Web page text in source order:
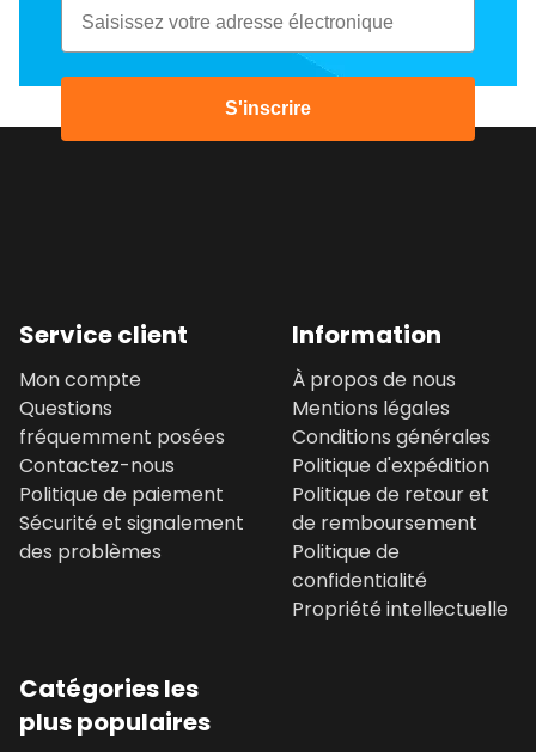
S'inscrire
Service client
Mon compte
Questions
fréquemment posées
Contactez-nous
Politique de paiement
Sécurité et signalement
des problèmes
Information
À propos de nous
Mentions légales
Conditions générales
Politique d'expédition
Politique de retour et
de remboursement
Politique de
confidentialité
Propriété intellectuelle
Catégories les
plus populaires